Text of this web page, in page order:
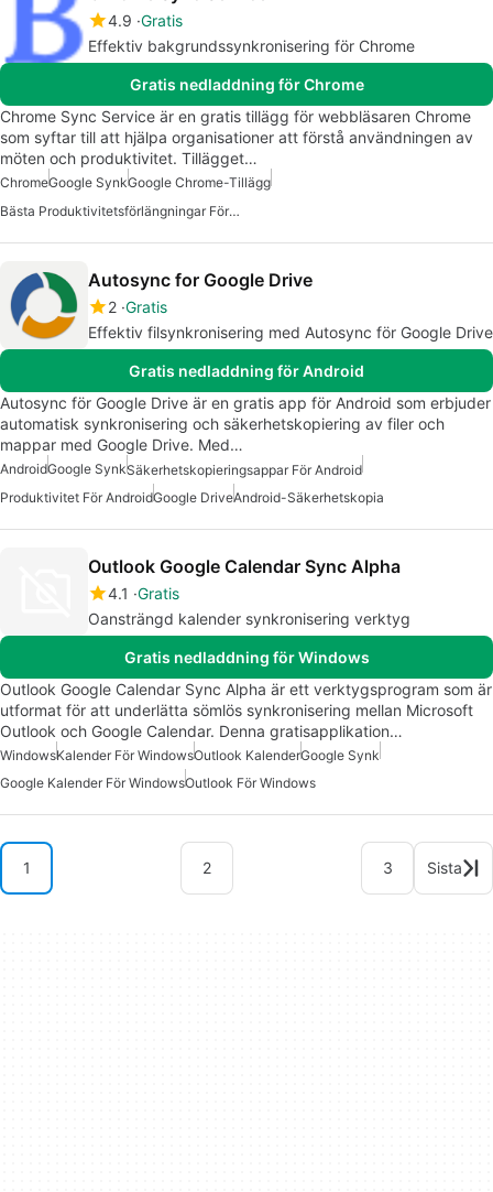
4.9 Gratis
Effektiv bakgrundssynkronisering för Chrome
Gratis nedladdning för Chrome
Chrome Sync Service är en gratis tillägg för webbläsaren Chrome
som syftar till att hjälpa organisationer att förstå användningen av
möten och produktivitet. Tillägget…
ChromeGoogle SynkGoogle Chrome-Tillägg
Bästa Produktivitetsförlängningar För Chrome
Autosync for Google Drive
2 Gratis
Effektiv filsynkronisering med Autosync för Google Drive
Gratis nedladdning för Android
Autosync för Google Drive är en gratis app för Android som erbjuder
automatisk synkronisering och säkerhetskopiering av filer och
mappar med Google Drive. Med…
AndroidGoogle SynkSäkerhetskopieringsappar För Android
Produktivitet För AndroidGoogle DriveAndroid-Säkerhetskopia
Outlook Google Calendar Sync Alpha
4.1 Gratis
Oansträngd kalender synkronisering verktyg
Gratis nedladdning för Windows
Outlook Google Calendar Sync Alpha är ett verktygsprogram som är
utformat för att underlätta sömlös synkronisering mellan Microsoft
Outlook och Google Calendar. Denna gratisapplikation…
WindowsKalender För WindowsOutlook KalenderGoogle Synk
Google Kalender För WindowsOutlook För Windows
1 2 3 Sista